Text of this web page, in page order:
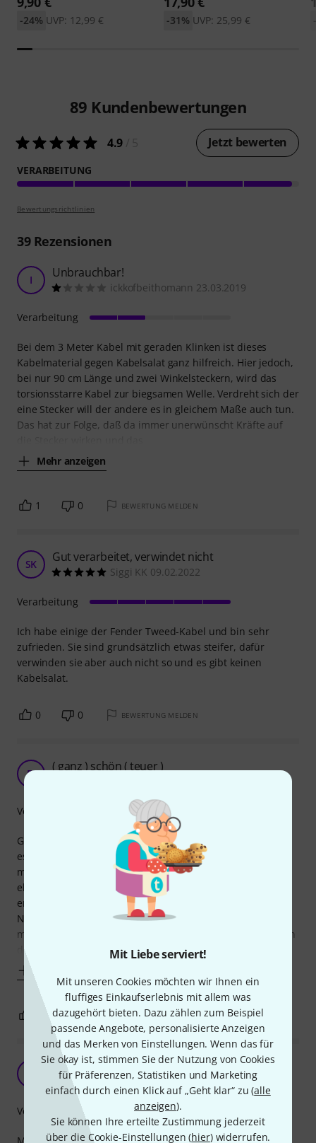
Mit Liebe serviert!
Mit unseren Cookies möchten wir Ihnen ein
fluffiges Einkaufserlebnis mit allem was
dazugehört bieten. Dazu zählen zum Beispiel
passende Angebote, personalisierte Anzeigen
und das Merken von Einstellungen. Wenn das für
Sie okay ist, stimmen Sie der Nutzung von Cookies
für Präferenzen, Statistiken und Marketing
einfach durch einen Klick auf „Geht klar“ zu (alle
anzeigen).
Sie können Ihre erteilte Zustimmung jederzeit
über die Cookie-Einstellungen (hier) widerrufen.
UVP: 12,99 €
-24% UVP: 25,99 €
-31%
89 Kundenbewertungen
4.9 Jetzt bewerten
VERARBEITUNG
Bewertungsrichtlinien
39Rezensionen
I Unbrauchbar!
ickkofbeithomann 23.03.2019
Bei dem 3 Meter Kabel mit geraden Klinken ist dieses
Kabelmaterial gegen Kabelsalat ganz hilfreich. Hier jedoch,
bei nur 90 cm Länge und zwei Winkelsteckern, wird das
torsionsstarre Kabel zur biegsamen Welle. Verdreht sich der
eine Stecker will der andere es in gleichem Maße auch tun.
Das hat zur Folge, daß da immer unerwünscht Kräfte auf
Mehr anzeigen
Verarbeitung
1 0 BEWERTUNG MELDEN
SK Gut verarbeitet, verwindet nicht
Siggi KK 09.02.2022
Ich habe einige der Fender Tweed-Kabel und bin sehr
zufrieden. Sie sind grundsätzlich etwas steifer, dafür
verwinden sie aber auch nicht so und es gibt keinen
Kabelsalat.
Verarbeitung
0 0 BEWERTUNG MELDEN
R! ( ganz ) schön ( teuer )
Gebe zu, habe dieses Kabel in ersterLinie gekauft, weil ich
es leiden mag. Ich benutze zwei davon am Effekt-Loop
meines beigefarbenen Wohnzimmer-Amps, dort fällt es
eher angenehm auf. Zudem benutze ich dort das
entsprechende Gitarren-Kabel.
Neben der Optik gefällt auch die Qualität, elektrisch und
mechanisch sehr gut. Das Kabel ist zwar fest, aber selbst in
der
Verarbeitung
0 BEWERTUNG MELDEN
Sieht toll aus und tut was es soll
MusicBySterl 30.04.2021
Verarbeitung